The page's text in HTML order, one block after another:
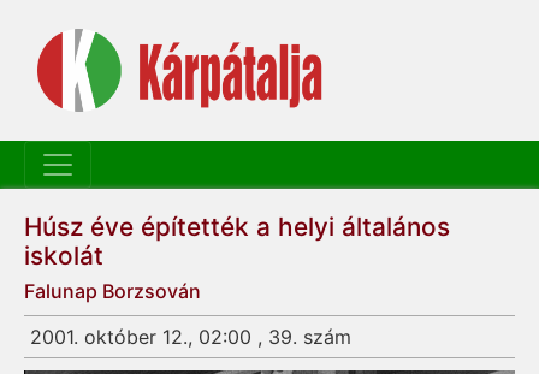
Húsz éve építették a helyi általános
iskolát
Falunap Borzsován
2001. október 12., 02:00 , 39. szám